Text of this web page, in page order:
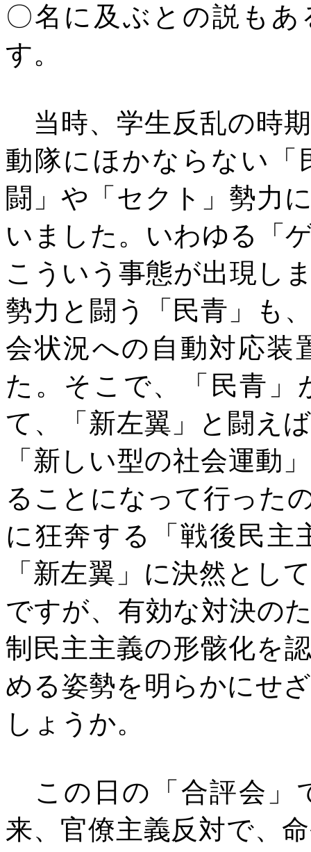
〇名に及ぶとの説もあ
す。
当時、学生反乱の時
動隊にほかならない「
闘」や「セクト」勢力
いました。いわゆる「
こういう事態が出現し
勢力と闘う「民青」も
会状況への自動対応装
た。そこで、「民青」
て、「新左翼」と闘え
「新しい型の社会運動
ることになって行った
に狂奔する「戦後民主
「新左翼」に決然とし
ですが、有効な対決の
制民主主義の形骸化を
める姿勢を明らかにせ
しょうか。
この日の「合評会」
来、官僚主義反対で、